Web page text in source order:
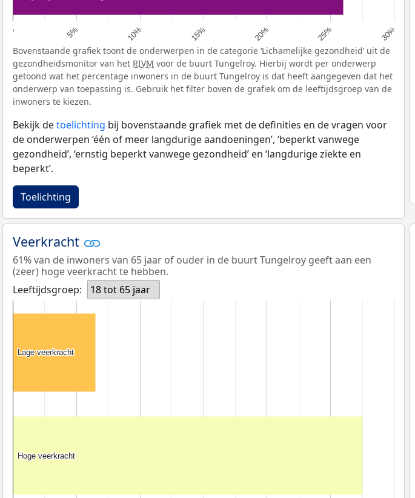
0% 5% 10% 15% 20% 25% 30%
Bovenstaande grafiek toont de onderwerpen in de categorie ‘Lichamelijke gezondheid’ uit de
gezondheidsmonitor van het RIVM voor de buurt Tungelroy. Hierbij wordt per onderwerp
getoond wat het percentage inwoners in de buurt Tungelroy is dat heeft aangegeven dat het
onderwerp van toepassing is. Gebruik het filter boven de grafiek om de leeftijdsgroep van de
inwoners te kiezen.
Bekijk detoelichting bij bovenstaande grafiek met de definities en de vragen voor
de onderwerpen ‘één of meer langdurige aandoeningen’, ‘beperkt vanwege
gezondheid’, ‘ernstig beperkt vanwege gezondheid’ en ‘langdurige ziekte en
beperkt’.
Toelichting
Veerkracht
61% van de inwoners van 65 jaar of ouder in de buurt Tungelroy geeft aan een
(zeer) hoge veerkracht te hebben.
Leeftijdsgroep:
18 tot 65 jaar
Lage veerkracht
Lage veerkracht
Hoge veerkracht
Hoge veerkracht